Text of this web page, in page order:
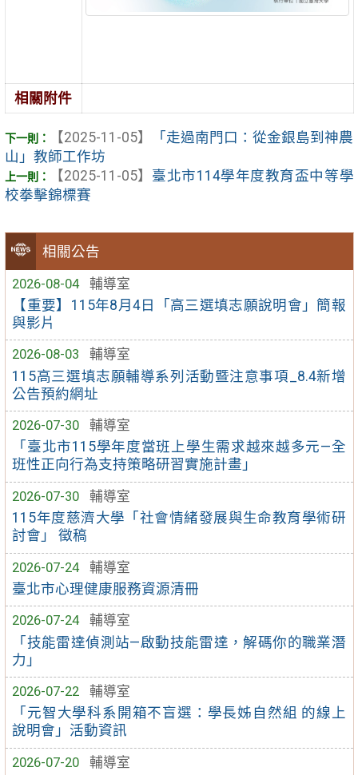
相關公告
2026-08-04
輔導室
【重要】115年8月4日「高三選填志願說明會」簡報
與影片
2026-08-03
輔導室
115高三選填志願輔導系列活動暨注意事項_8.4新增
公告預約網址
2026-07-30
輔導室
「臺北市115學年度當班上學生需求越來越多元—全
班性正向行為支持策略研習實施計畫」
2026-07-30
輔導室
115年度慈濟大學「社會情緒發展與生命教育學術研
討會」 徵稿
2026-07-24
輔導室
臺北市心理健康服務資源清冊
2026-07-24
輔導室
「技能雷達偵測站—啟動技能雷達，解碼你的職業潛
力」
2026-07-22
輔導室
「元智大學科系開箱不盲選：學長姊自然組 的線上
說明會」活動資訊
2026-07-20
輔導室
相關附件
【2025-11-05】
「走過南門口：從金銀島到神農
山」教師工作坊
【2025-11-05】 臺北市114學年度教育盃中等學
校拳擊錦標賽